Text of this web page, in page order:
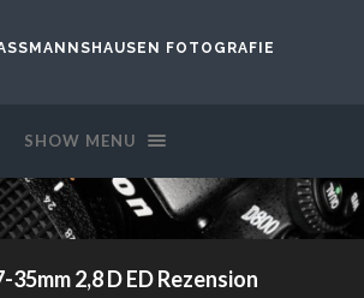
FOTOGRAFIE
SHOW MENU
35mm 2,8 D ED Rezension